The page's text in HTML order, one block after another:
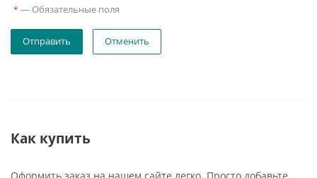
* — Обязательные поля
Отменить
Как купить